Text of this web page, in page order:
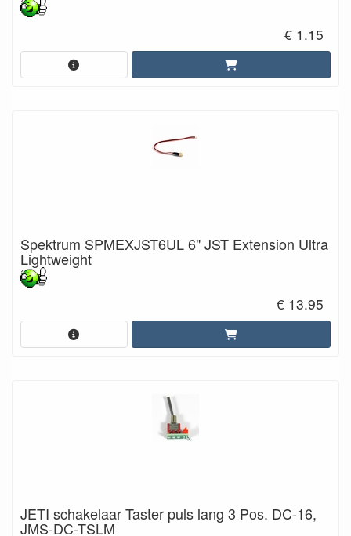
€ 1.15
Spektrum SPMEXJST6UL 6" JST Extension Ultra
Lightweight
€ 13.95
JETI schakelaar Taster puls lang 3 Pos. DC-16,
JMS-DC-TSLM